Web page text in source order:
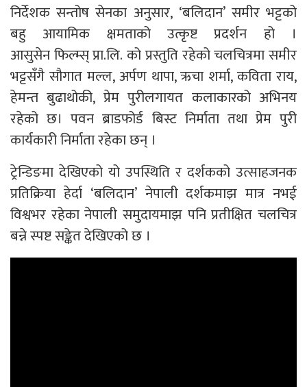
निर्देशक सन्तोष सेनका अनुसार, ‘बलिदान’ समीर भट्टको
बहु आयामिक क्षमताको उत्कृष्ट प्रदर्शन हो ।
आसुसेन फिल्म्स् प्रा.लि. को प्रस्तुति रहेको चलचित्रमा समीर
भट्टसँगै सौगात मल्ल, अर्पण थापा, ऋचा शर्मा, कविता राय,
हेमन्त बुढाथोकी, प्रेम पुरीलगायत कलाकारको अभिनय
रहेको छ। पवन ब्राडफोर्ड बिस्ट निर्माता तथा प्रेम पुरी
कार्यकारी निर्माता रहेका छन् ।
ट्रेन्डिङमा देखिएको यो उपस्थिति र दर्शकको उत्साहजनक
प्रतिक्रिया हेर्दा ‘बलिदान’ नेपाली दर्शकमाझ मात्र नभई
विश्वभर रहेका नेपाली समुदायमाझ पनि प्रतीक्षित चलचित्र
बन्ने स्पष्ट सङ्केत देखिएको छ ।